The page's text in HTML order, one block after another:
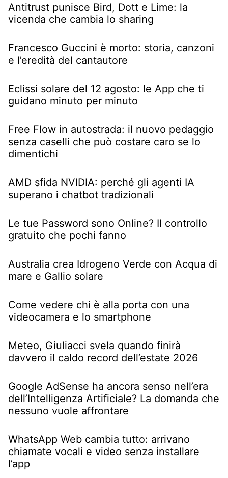
Antitrust punisce Bird, Dott e Lime: la
vicenda che cambia lo sharing
Francesco Guccini è morto: storia, canzoni
e l’eredità del cantautore
Eclissi solare del 12 agosto: le App che ti
guidano minuto per minuto
Free Flow in autostrada: il nuovo pedaggio
senza caselli che può costare caro se lo
dimentichi
AMD sfida NVIDIA: perché gli agenti IA
superano i chatbot tradizionali
Le tue Password sono Online? Il controllo
gratuito che pochi fanno
Australia crea Idrogeno Verde con Acqua di
mare e Gallio solare
Come vedere chi è alla porta con una
videocamera e lo smartphone
Meteo, Giuliacci svela quando finirà
davvero il caldo record dell’estate 2026
Google AdSense ha ancora senso nell’era
dell’Intelligenza Artificiale? La domanda che
nessuno vuole affrontare
WhatsApp Web cambia tutto: arrivano
chiamate vocali e video senza installare
l’app